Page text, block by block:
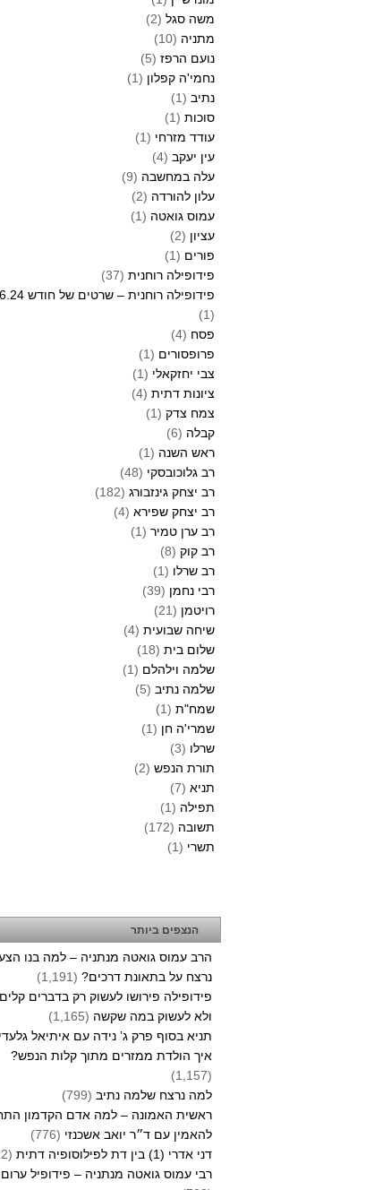
משה סגל (2)
מתניה (10)
נועם הרפז (5)
נחמי'ה קפלון (1)
נתיב (1)
סוכות (1)
עודד מזרחי (1)
עין יעקב (4)
עלה במחשבה (9)
עלון להורדה (2)
עמוס גואטה (1)
עציון (2)
פורים (1)
פידופילה רוחנית (37)
פידופילה רוחנית – שרטים של חודש 6.24
(1)
פסח (4)
פרופסורים (1)
צבי יחזקאלי (1)
ציונות דתית (4)
צמח צדק (1)
קבלה (6)
ראש השנה (1)
רב גלוכובסקי (48)
רב יצחק גינזבורג (182)
רב יצחק שפירא (4)
רב ערן טמיר (1)
רב קוק (8)
רב שרלו (1)
רבי נחמן (39)
רויטמן (21)
שיחה שבועית (4)
שלום בית (18)
שלמה וילהלם (1)
שלמה נתיב (5)
שמח"ת (1)
שמרי'ה חן (1)
שרלו (3)
תורת הנפש (2)
תניא (7)
תפילה (1)
תשובה (172)
תשרי (1)
הנצפים ביותר
הרב עמוס גואטה מנתניה – למה בנו
נרצח על בתאונת דרכים? (1,191)
פידופילה פירושו לעשוק רק בדברים קלים
ולא לעשוק במה שקשה (1,165)
תניא בסוף פרק ג’ נידה עם איתיאל
איך הולדת ממזרים מתוך קלות הנפש?
(1,157)
למה נרצח שלמה נתיב (799)
ראשית האמונה – למה אדם הקדמון
להאמין עם ד״ר יואב אשכנזי (776)
דני אדרי (1) בין דת לפילוסופיה דתית
(722)
רבי עמוס גואטה מנתניה – פידופיל ערום